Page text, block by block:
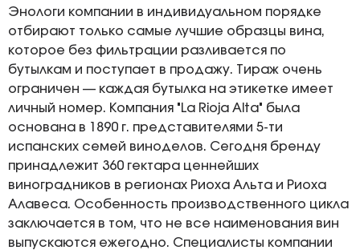
Энологи компании в индивидуальном порядке
отбирают только самые лучшие образцы вина,
которое без фильтрации разливается по
бутылкам и поступает в продажу. Тираж очень
ограничен — каждая бутылка на этикетке имеет
личный номер. Компания "La Rioja Alta" была
основана в 1890 г. представителями 5-ти
испанских семей виноделов. Сегодня бренду
принадлежит 360 гектара ценнейших
виноградников в регионах Риоха Альта и Риоха
Алавеса. Особенность производственного цикла
заключается в том, что не все наименования вин
выпускаются ежегодно. Специалисты компании